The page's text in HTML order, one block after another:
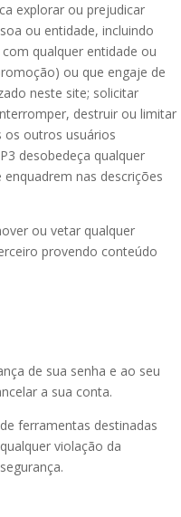
explorar ou prejudicar
ou entidade, incluindo
qualquer entidade ou
ou que engaje de
neste site; solicitar
destruir ou limitar
os outros usuários
desobedeça qualquer
nas descrições
ou vetar qualquer
provendo conteúdo
de sua senha e ao seu
a sua conta.
ferramentas destinadas
violação da